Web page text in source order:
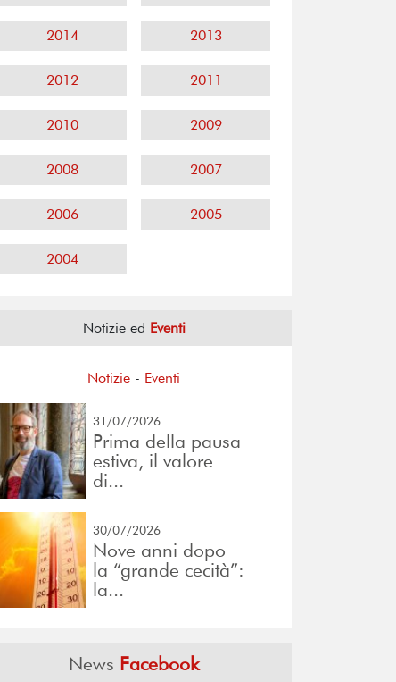
2014 2013
2012 2011
2010 2009
2008 2007
2006 2005
2004
Notizie ed Eventi
Notizie - Eventi
31/07/2026
Prima della pausa
estiva, il valore
di...
30/07/2026
Nove anni dopo
la “grande cecità”:
la...
News Facebook